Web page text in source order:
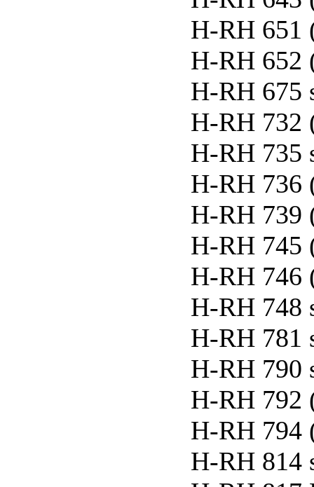
H-RH 651
H-RH 652
H-RH 675
H-RH 732
H-RH 735
H-RH 736
H-RH 739
H-RH 745
H-RH 746
H-RH 748
H-RH 781
H-RH 790
H-RH 792
H-RH 794
H-RH 814